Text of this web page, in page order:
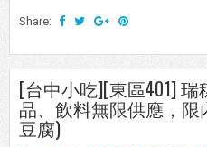
Share:
[台中小吃][東區401] 瑞
品、飲料無限供應，
豆腐)